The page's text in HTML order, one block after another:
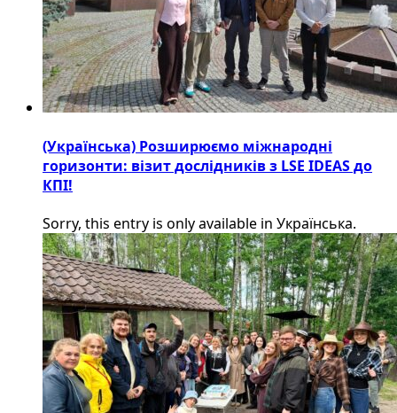
(Українська) Розширюємо міжнародні
горизонти: візит дослідників з LSE IDEAS до
КПІ!
Sorry, this entry is only available in Українська.